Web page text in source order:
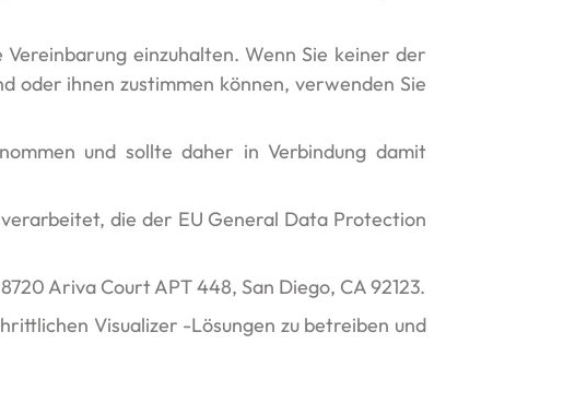
einzuhalten. Wenn Sie keiner der
oder ihnen zustimmen können, verwenden Sie
und sollte daher in Verbindung damit
die der EU General Data Protection
Ariva Court APT 448, San Diego, CA 92123.
Visualizer -Lösungen zu betreiben und